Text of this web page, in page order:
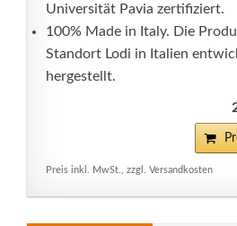
Universität Pavia zertifiziert.
100% Made in Italy. Die
Standort Lodi in Italien
hergestellt.
Preis inkl. MwSt., zzgl. Versandkosten